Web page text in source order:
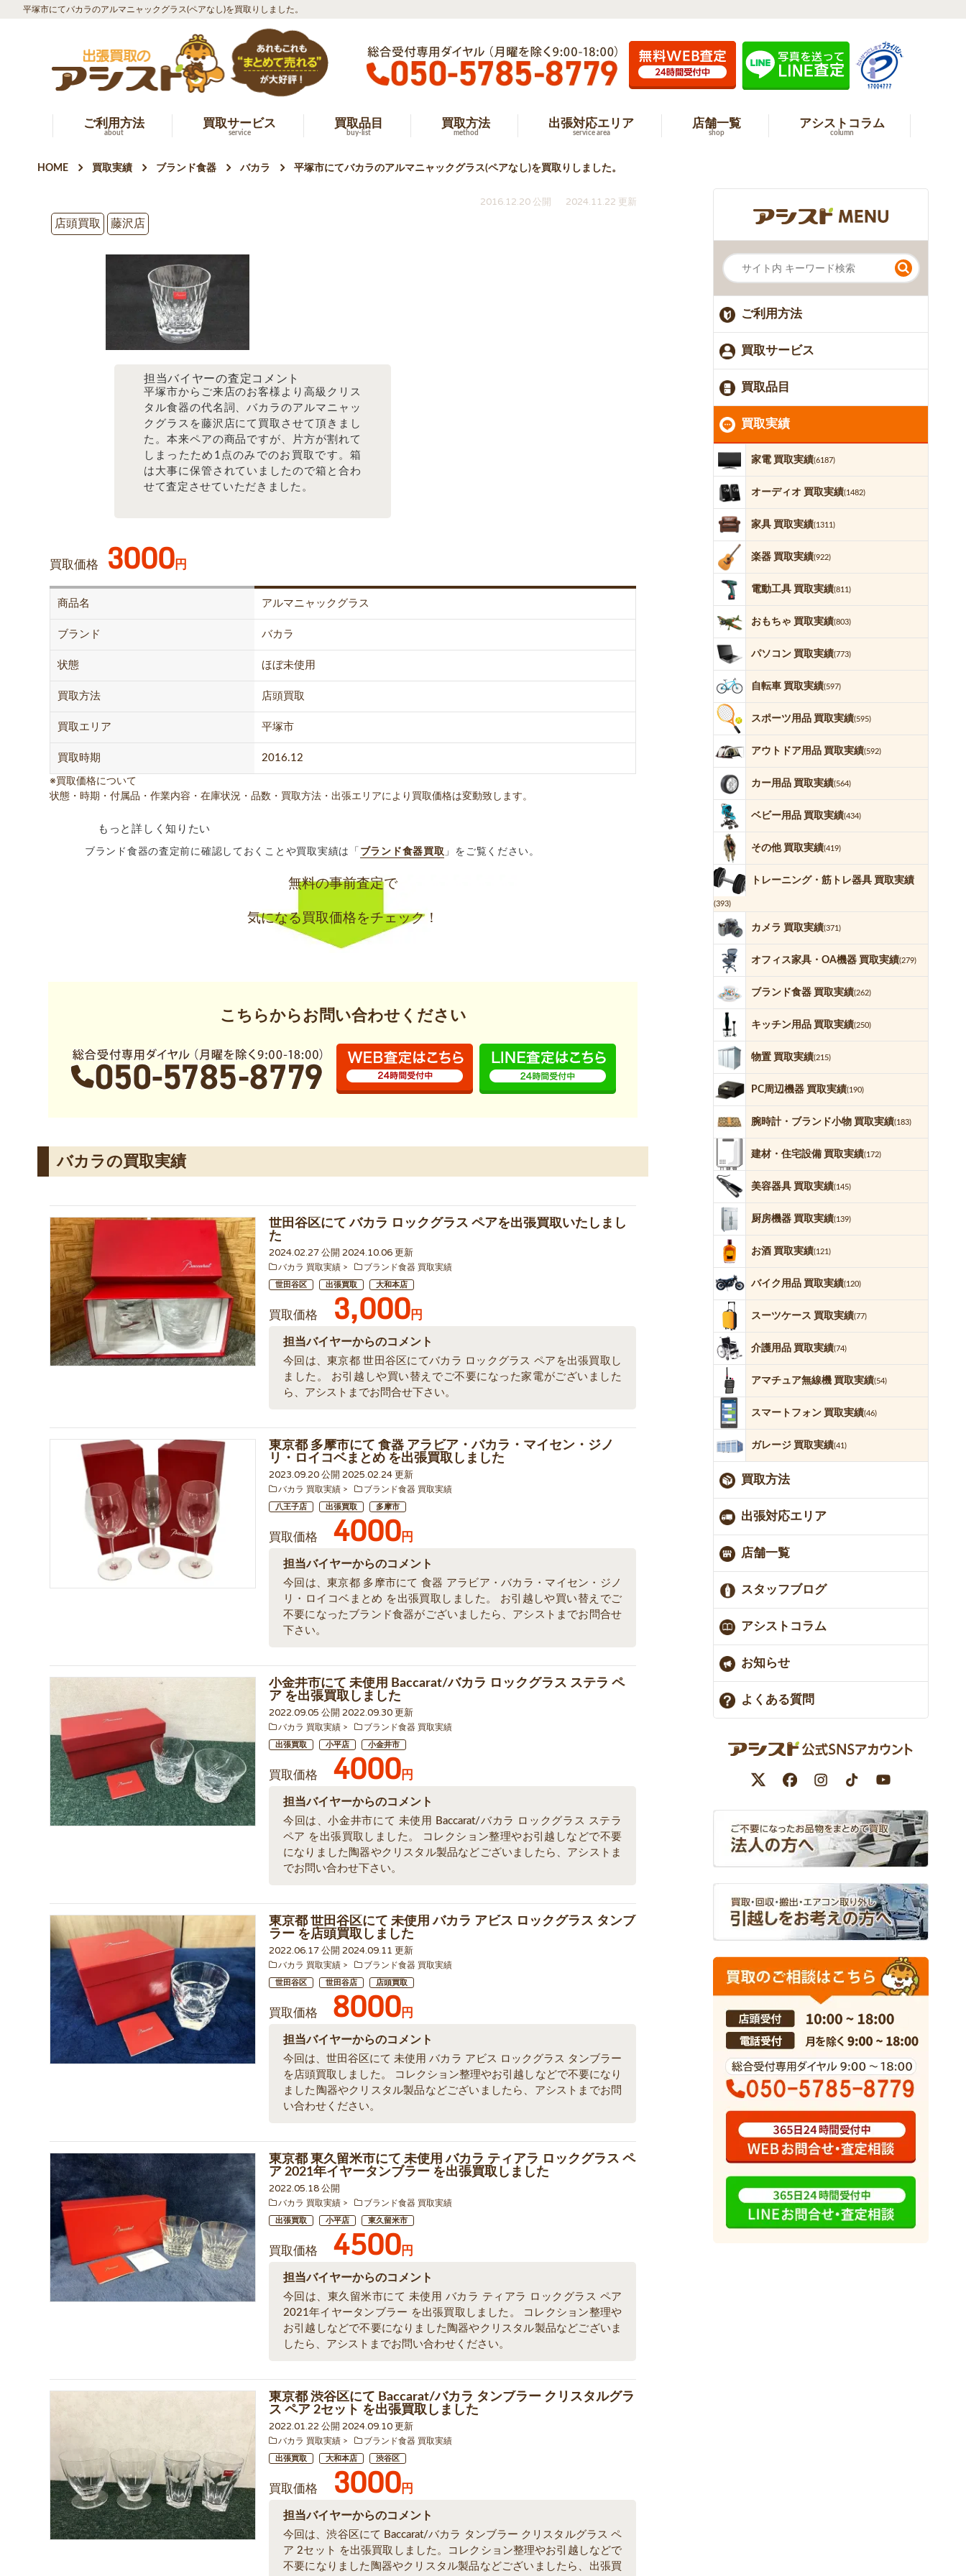
平塚市にてバカラのアルマニャックグラス(ペアなし)を買取りしました。
ご利用方法
about
買取サービス
service
買取品目
buy-list
買取方法
method
出張対応エリア
service area
店舗一覧
shop
アシストコラム
column
HOME 買取実績 ブランド食器 バカラ 平塚市にてバカラのアルマニャックグラス(ペアなし)を買取りしました。
2016.12.20 公開
2024.11.22 更新
店頭買取
藤沢店
担当バイヤーの査定コメント
平塚市からご来店のお客様より高級クリス
タル食器の代名詞、バカラのアルマニャッ
クグラスを藤沢店にて買取させて頂きまし
た。本来ペアの商品ですが、片方が割れて
しまったため1点のみでのお買取です。箱
は大事に保管されていましたので箱と合わ
せて査定させていただきました。
買取価格 3000円
商品名 アルマニャックグラス
ブランド バカラ
状態 ほぼ未使用
買取方法 店頭買取
買取エリア 平塚市
買取時期 2016.12
※買取価格について
状態・時期・付属品・作業内容・在庫状況・品数・買取方法・出張エリアにより買取価格は変動致します。
もっと詳しく知りたい
ブランド食器の査定前に確認しておくことや買取実績は「 ブランド食器買取 」をご覧ください。
無料の事前査定で
気になる買取価格をチェック！
こちらからお問い合わせください
バカラの買取実績
世田谷区にて バカラ ロックグラス ペアを出張買取いたしまし
た
2024.02.27 公開 2024.10.06 更新
バカラ 買取実績 ブランド食器 買取実績
世田谷区 出張買取 大和本店
買取価格 3,000円
担当バイヤーからのコメント
今回は、東京都 世田谷区にてバカラ ロックグラス ペアを出張買取し
ました。 お引越しや買い替えでご不要になった家電がございました
ら、アシストまでお問合せ下さい。
東京都 多摩市にて 食器 アラビア・バカラ・マイセン・ジノ
リ・ロイコベまとめ を出張買取しました
2023.09.20 公開 2025.02.24 更新
バカラ 買取実績 ブランド食器 買取実績
八王子店 出張買取 多摩市
買取価格 4000円
担当バイヤーからのコメント
今回は、東京都 多摩市にて 食器 アラビア・バカラ・マイセン・ジノ
リ・ロイコベまとめ を出張買取しました。 お引越しや買い替えでご
不要になったブランド食器がございましたら、アシストまでお問合せ
下さい。
小金井市にて 未使用 Baccarat/バカラ ロックグラス ステラ ペ
ア を出張買取しました
2022.09.05 公開 2022.09.30 更新
バカラ 買取実績 ブランド食器 買取実績
出張買取 小平店 小金井市
買取価格 4000円
担当バイヤーからのコメント
今回は、小金井市にて 未使用 Baccarat/バカラ ロックグラス ステラ
ペア を出張買取しました。 コレクション整理やお引越しなどで不要
になりました陶器やクリスタル製品などございましたら、アシストま
でお問い合わせ下さい。
東京都 世田谷区にて 未使用 バカラ アビス ロックグラス タンブ
ラー を店頭買取しました
2022.06.17 公開 2024.09.11 更新
バカラ 買取実績 ブランド食器 買取実績
世田谷区 世田谷店 店頭買取
買取価格 8000円
担当バイヤーからのコメント
今回は、世田谷区にて 未使用 バカラ アビス ロックグラス タンブラー
を店頭買取しました。 コレクション整理やお引越しなどで不要になり
ました陶器やクリスタル製品などございましたら、アシストまでお問
い合わせください。
東京都 東久留米市にて 未使用 バカラ ティアラ ロックグラス ペ
ア 2021年イヤータンブラー を出張買取しました
2022.05.18 公開
バカラ 買取実績 ブランド食器 買取実績
出張買取 小平店 東久留米市
買取価格 4500円
担当バイヤーからのコメント
今回は、東久留米市にて 未使用 バカラ ティアラ ロックグラス ペア
2021年イヤータンブラー を出張買取しました。 コレクション整理や
お引越しなどで不要になりました陶器やクリスタル製品などございま
したら、アシストまでお問い合わせください。
東京都 渋谷区にて Baccarat/バカラ タンブラー クリスタルグラ
ス ペア 2セット を出張買取しました
2022.01.22 公開 2024.09.10 更新
バカラ 買取実績 ブランド食器 買取実績
出張買取 大和本店 渋谷区
買取価格 3000円
担当バイヤーからのコメント
今回は、渋谷区にて Baccarat/バカラ タンブラー クリスタルグラス ペ
ア 2セット を出張買取しました。コレクション整理やお引越しなどで
不要になりました陶器やクリスタル製品などございましたら、出張買
ご利用方法
買取サービス
買取品目
買取実績
家電 買取実績(6187)
オーディオ 買取実績(1482)
家具 買取実績(1311)
楽器 買取実績(922)
電動工具 買取実績(811)
おもちゃ 買取実績(803)
パソコン 買取実績(773)
自転車 買取実績(597)
スポーツ用品 買取実績(595)
アウトドア用品 買取実績(592)
カー用品 買取実績(564)
ベビー用品 買取実績(434)
その他 買取実績(419)
トレーニング・筋トレ器具 買取実績
(393)
カメラ 買取実績(371)
オフィス家具・OA機器 買取実績(279)
ブランド食器 買取実績(262)
キッチン用品 買取実績(250)
物置 買取実績(215)
PC周辺機器 買取実績(190)
腕時計・ブランド小物 買取実績(183)
建材・住宅設備 買取実績(172)
美容器具 買取実績(145)
厨房機器 買取実績(139)
お酒 買取実績(121)
バイク用品 買取実績(120)
スーツケース 買取実績(77)
介護用品 買取実績(74)
アマチュア無線機 買取実績(54)
スマートフォン 買取実績(46)
ガレージ 買取実績(41)
買取方法
出張対応エリア
店舗一覧
スタッフブログ
アシストコラム
お知らせ
よくある質問